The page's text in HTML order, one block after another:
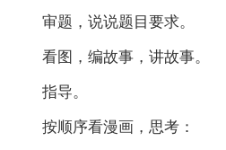
审题，说说题目要求。
看图，编故事，讲故事。
指导。
按顺序看漫画，思考：